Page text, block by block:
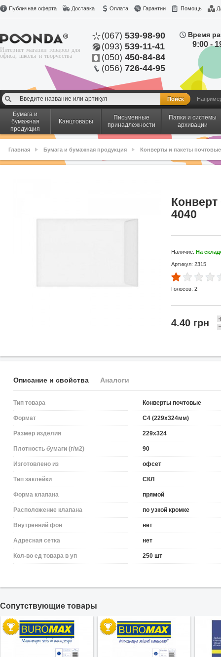
Публичная оферта Доставка Оплата Гарантии Помощь
Интернет магазин товаров для
офиса, школы и творчества
(067) 539-98-90
(093) 539-11-41
(050) 450-84-84
(056) 726-44-95
Время
9:00 -
Бумага и
бумажная
продукция
Канцтовары
Письменные
принадлежности
Папки и системы
архивации
Главная Бумага и бумажная продукция Конверты и пакеты почтовые
4040
Наличие: На
Артикул: 2315
Голосов: 2
4.40 грн
Описание и свойства Аналоги
Тип товара Конверты почтовые
Формат C4 (229x324мм)
Размер изделия 229x324
Плотность бумаги (г/м2) 90
Изготовлено из офсет
Тип заклейки СКЛ
Форма клапана прямой
Расположение клапана по узкой кромке
Внутренний фон нет
Адресная сетка нет
Кол-во ед товара в уп 250 шт
Cопутствующие товары